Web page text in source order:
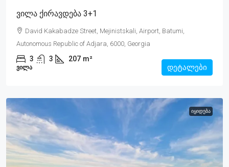
Ვილა Ქირავდება 3+1
David Kakabadze Street, Mejinistskali, Airport, Batumi,
Autonomous Republic of Adjara, 6000, Georgia
3 3 207 m²
ᲕᲘᲚᲐ დეტალები
ᲘᲧᲘᲓᲔᲑᲐ